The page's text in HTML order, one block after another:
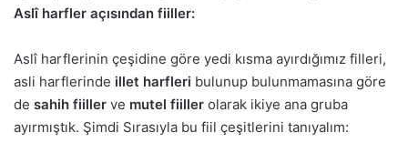
Aslî harfler açısından fiiller:
Aslî harflerinin çeşidine göre yedi kısma ayırdığımız filleri,
asli harflerinde illet harfleri bulunup bulunmamasına göre
desahih fiiller ve mutel fiiller olarak ikiye ana gruba
ayırmıştık. Şimdi Sırasıyla bu fiil çeşitlerini tanıyalım: